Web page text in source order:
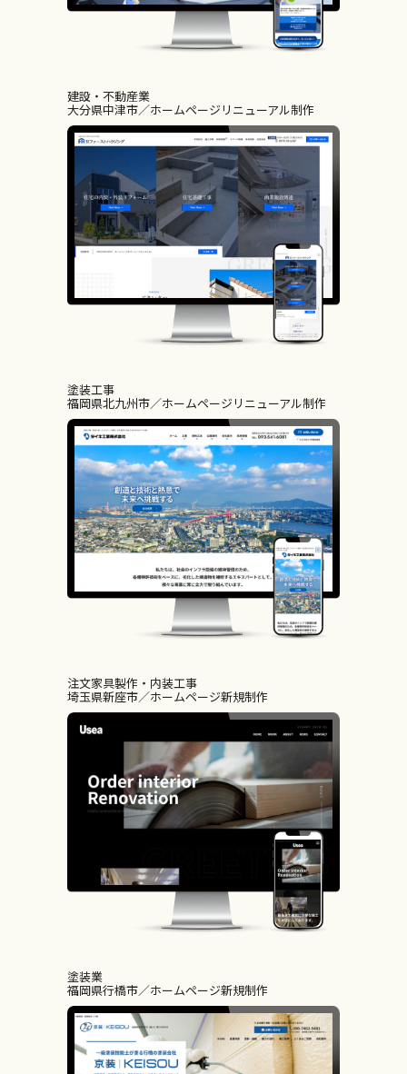
建設・不動産業
大分県中津市 ホームページリニューアル制作
塗装工事
福岡県北九州市 ホームページリニューアル制作
注文家具製作・内装工事
埼玉県新座市 ホームページ新規制作
塗装業
福岡県行橋市 ホームページ新規制作